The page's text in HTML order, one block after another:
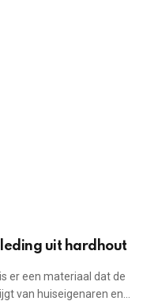
uit hardhout
er een materiaal dat de
van huiseigenaren en…